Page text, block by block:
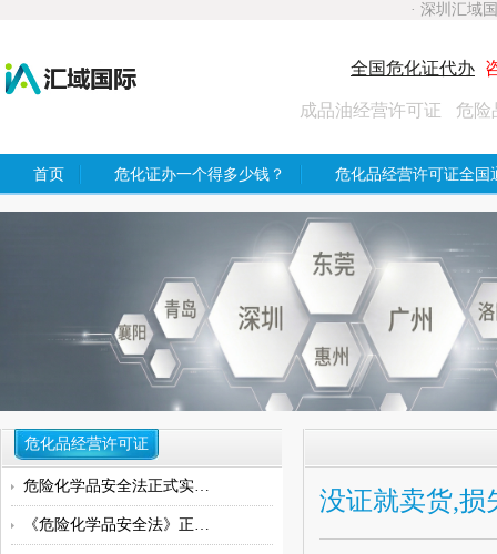
· 深圳汇域
全国危化证代办
成品油经营许可证 危险
首页 危化证办一个得多少钱？ 危化品经营许可证全国
危化品经营许可证
危险化学品安全法正式实施，无仓
《危险化学品安全法》正式施行：
没证就卖货,损